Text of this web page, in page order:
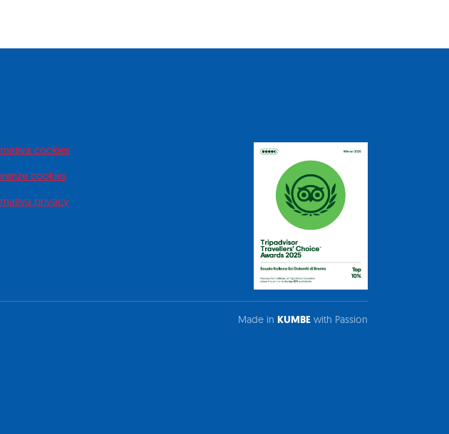
cookies
cookies
privacy
Made in KUMBE with Passion